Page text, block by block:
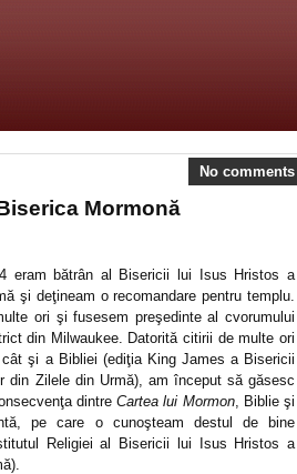
No comments
Mormonă
eram bătrân al Bisericii lui Isus Hristos a
şi deţineam o recomandare pentru templu.
ori şi fusesem preşedinte al cvorumului
din Milwaukee. Datorită citirii de multe ori
şi a Bibliei (ediţia King James a Bisericii
din Zilele din Urmă), am început să găsesc
dintreCartea lui Mormon, Biblie şi
pe care o cunoşteam destul de bine
Religiei al Bisericii lui Isus Hristos a